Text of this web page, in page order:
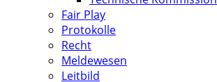
Fair Play
Protokolle
Recht
Meldewesen
Leitbild